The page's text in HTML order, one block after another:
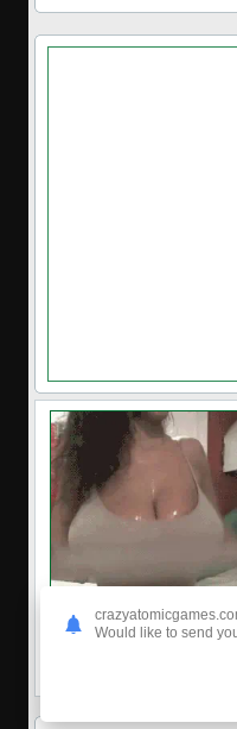
🔥ПОРНО-ЧАТ
Would like to send